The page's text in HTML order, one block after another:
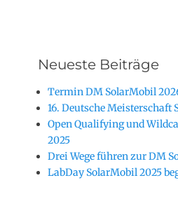
Neueste Beiträge
Termin DM SolarMobil
16. Deutsche Meisterschaft
Open Qualifying und
2025
Drei Wege führen zur DM
LabDay SolarMobil 2025